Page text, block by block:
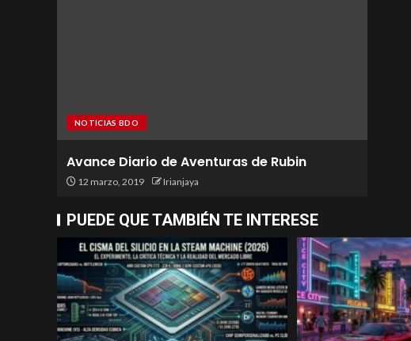
NOTICIAS BDO
Avance Diario de Aventuras de Rubin
12 marzo, 2019 Irianjaya
PUEDE QUE TAMBIÉN TE INTERESE